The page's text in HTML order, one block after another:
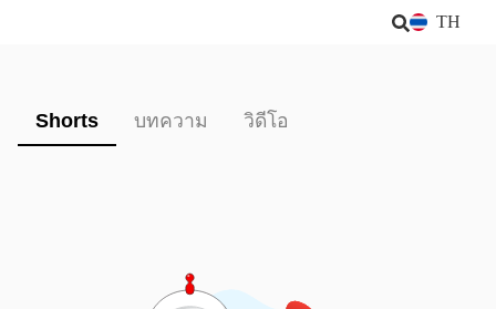
TH
Shorts บทความ วิดีโอ